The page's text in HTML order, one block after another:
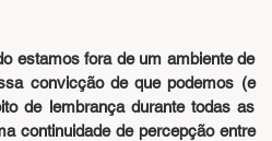
estamos fora de um ambiente de
convicção de que podemos (e
de lembrança durante todas as
continuidade de percepção entre